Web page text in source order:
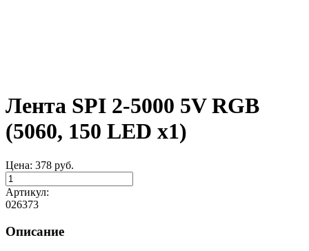
Лента SPI 2-5000 5V RGB
(5060, 150 LED x1)
Цена: 378 руб.
Артикул:
026373
Описание